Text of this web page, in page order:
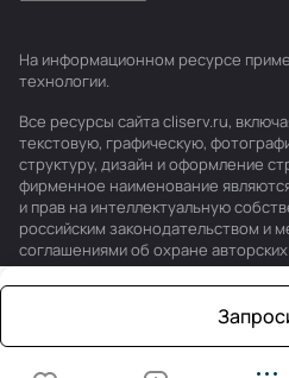
На информационном ресурсе
технологии.
Все ресурсы сайта cliserv.ru,
текстовую, графическую,
структуру, дизайн и оформление
фирменное наименование
и прав на интеллектуальную
российским законодательством и
соглашениями об охране